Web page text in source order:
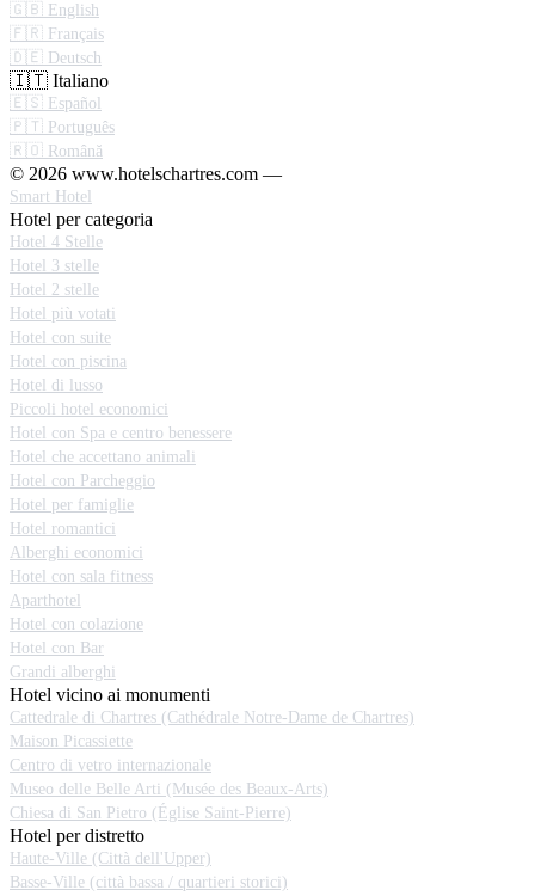
🇬🇧 English
🇫🇷 Français
🇩🇪 Deutsch
🇮🇹 Italiano
🇪🇸 Español
🇵🇹 Português
🇷🇴 Română
© 2026 www.hotelschartres.com —
Smart Hotel
Hotel per categoria
Hotel 4 Stelle
Hotel 3 stelle
Hotel 2 stelle
Hotel più votati
Hotel con suite
Hotel con piscina
Hotel di lusso
Piccoli hotel economici
Hotel con Spa e centro benessere
Hotel che accettano animali
Hotel con Parcheggio
Hotel per famiglie
Hotel romantici
Alberghi economici
Hotel con sala fitness
Aparthotel
Hotel con colazione
Hotel con Bar
Grandi alberghi
Hotel vicino ai monumenti
Cattedrale di Chartres (Cathédrale Notre-Dame de Chartres)
Maison Picassiette
Centro di vetro internazionale
Museo delle Belle Arti (Musée des Beaux-Arts)
Chiesa di San Pietro (Église Saint-Pierre)
Hotel per distretto
Haute-Ville (Città dell'Upper)
Basse-Ville (città bassa / quartieri storici)